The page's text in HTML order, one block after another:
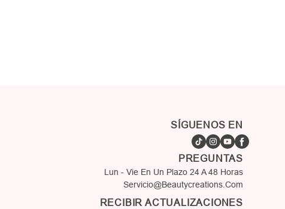
SÍGUENOS EN
PREGUNTAS
Lun - Vie En Un Plazo 24 A 48 Horas
Servicio@beautycreations.com
RECIBIR ACTUALIZACIONES